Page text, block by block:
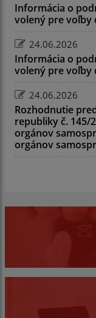
Informácia o
volený pre voľby
24.06.2026
Informácia o
volený pre voľby
24.06.2026
Rozhodnutie
republiky č. 145/
orgánov
orgánov